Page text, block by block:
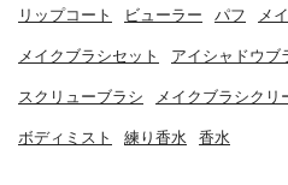
リップコート ビューラー パフ メ
メイクブラシセット アイシャドウブ
スクリューブラシ メイクブラシクリ
ボディミスト 練り香水 香水